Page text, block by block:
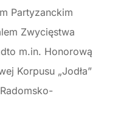
Partyzanckim
Zwycięstwa
m.in. Honorową
Korpusu „Jodła”